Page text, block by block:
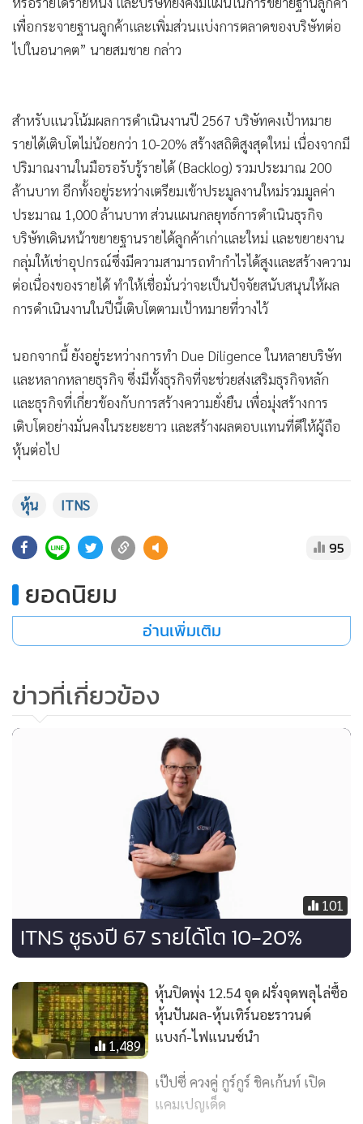
เพื่อกระจายฐานลูกค้าและเพิ่มส่วนแบ่งการตลาดของบริษัทต่อ
ไปในอนาคต” นายสมชาย กล่าว
สำหรับแนวโน้มผลการดำเนินงานปี 2567 บริษัทคงเป้าหมาย
รายได้เติบโตไม่น้อยกว่า 10-20% สร้างสถิติสูงสุดใหม่ เนื่องจากมี
ปริมาณงานในมือรอรับรู้รายได้ (Backlog) รวมประมาณ 200
ล้านบาท อีกทั้งอยู่ระหว่างเตรียมเข้าประมูลงานใหม่รวมมูลค่า
ประมาณ 1,000 ล้านบาท ส่วนแผนกลยุทธ์การดำเนินธุรกิจ
บริษัทเดินหน้าขยายฐานรายได้ลูกค้าเก่าและใหม่ และขยายงาน
กลุ่มให้เช่าอุปกรณ์ซึ่งมีความสามารถทำกำไรได้สูงและสร้างความ
ต่อเนื่องของรายได้ ทำให้เชื่อมั่นว่าจะเป็นปัจจัยสนับสนุนให้ผล
การดำเนินงานในปีนี้เติบโตตามเป้าหมายที่วางไว้
นอกจากนี้ ยังอยู่ระหว่างการทำ Due Diligence ในหลายบริษัท
และหลากหลายธุรกิจ ซึ่งมีทั้งธุรกิจที่จะช่วยส่งเสริมธุรกิจหลัก
และธุรกิจที่เกี่ยวข้องกับการสร้างความยั่งยืน เพื่อมุ่งสร้างการ
เติบโตอย่างมั่นคงในระยะยาว และสร้างผลตอบแทนที่ดีให้ผู้ถือ
หุ้นต่อไป
หุ้น ITNS
95
ยอดนิยม
อ่านเพิ่มเติม
ข่าวที่เกี่ยวข้อง
101
ITNS ชูธงปี 67 รายได้โต 10-20%
1,489
หุ้นปิดพุ่ง 12.54 จุด ฝรั่งจุดพลุไล่ซื้อ
หุ้นปันผล-หุ้นเทิร์นอะราวนด์
แบงก์-ไฟแนนซ์นำ
เป๊ปซี่ ควงคู่ กูร์กูร์ ชิคเก้นท์ เปิด
แคมเปญเด็ด